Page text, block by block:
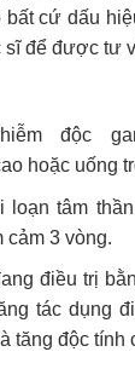
bất cứ dấu
sĩ để được tư
độc
hoặc uống
loạn tâm
cảm 3 vòng.
điều trị
tác dụng
tăng độc tính